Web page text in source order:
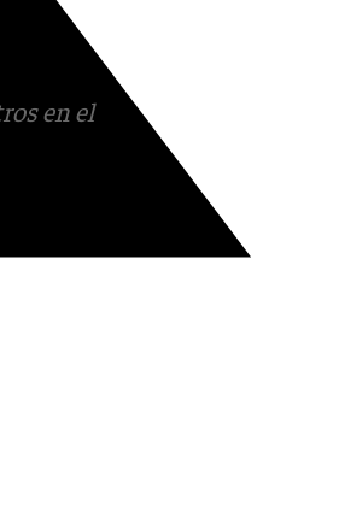
en el